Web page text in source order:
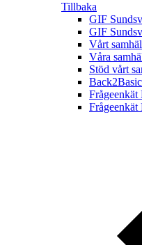
Tillbaka
GIF
GIF
Vårt
Våra
Stöd vårt
Frågeenkät